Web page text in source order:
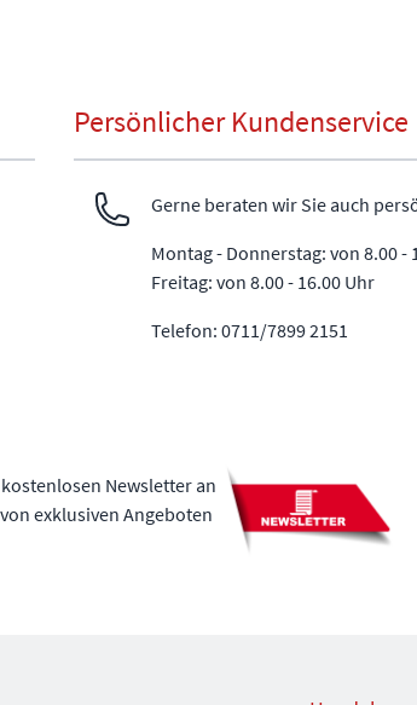
Persönlicher Kundenservice
Gerne beraten wir Sie auch
Montag - Donnerstag: von 8.00 -
Freitag: von 8.00 - 16.00 Uhr
Telefon: 0711/7899 2151
Newsletter an
exklusiven Angeboten